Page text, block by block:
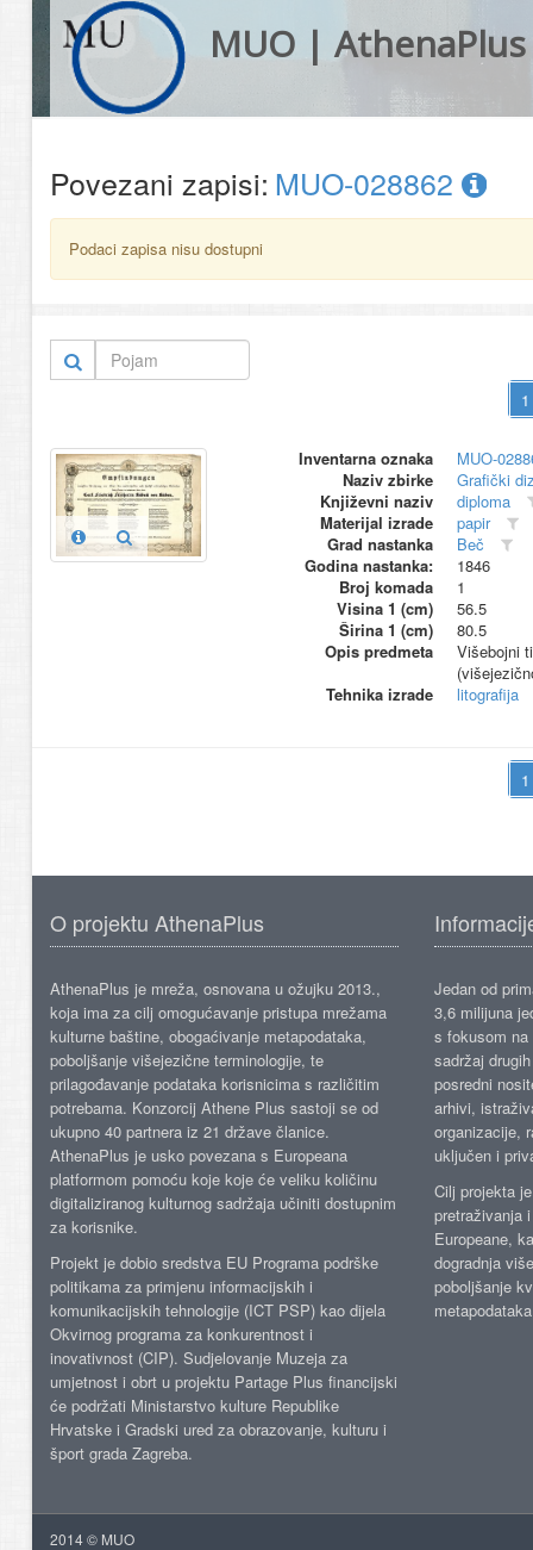
MUO | AthenaPlus
Povezani zapisi: MUO-028862
Podaci zapisa nisu dostupni
Inventarna oznaka
MUO-
Naziv zbirke
Grafički
Književni naziv
diploma
Materijal izrade
papir
Grad nastanka
Beč
Godina nastanka:
1846
Broj komada
1
Visina 1 (cm)
56.5
Širina 1 (cm)
80.5
Opis predmeta
Višebojni
Tehnika izrade
litografija
O projektu AthenaPlus
AthenaPlus je mreža, osnovana u ožujku 2013.,
koja ima za cilj omogućavanje pristupa mrežama
kulturne baštine, obogaćivanje metapodataka,
poboljšanje višejezične terminologije, te
prilagođavanje podataka korisnicima s različitim
potrebama. Konzorcij Athene Plus sastoji se od
ukupno 40 partnera iz 21 države članice.
AthenaPlus je usko povezana s Europeana
platformom pomoću koje koje će veliku količinu
digitaliziranog kulturnog sadržaja učiniti dostupnim
za korisnike.
Projekt je dobio sredstva EU Programa podrške
politikama za primjenu informacijskih i
komunikacijskih tehnologije (ICT PSP) kao dijela
Okvirnog programa za konkurentnost i
inovativnost (CIP). Sudjelovanje Muzeja za
umjetnost i obrt u projektu Partage Plus financijski
će podržati Ministarstvo kulture Republike
Hrvatske i Gradski ured za obrazovanje, kulturu i
šport grada Zagreba.
Jedan od
3,6 milijuna
s fokusom
sadržaj
posredni
arhivi,
organizacije,
uključen i
Cilj projekta
pretraživanja
Europeane,
dogradnja
poboljšanje
2014 © MUO